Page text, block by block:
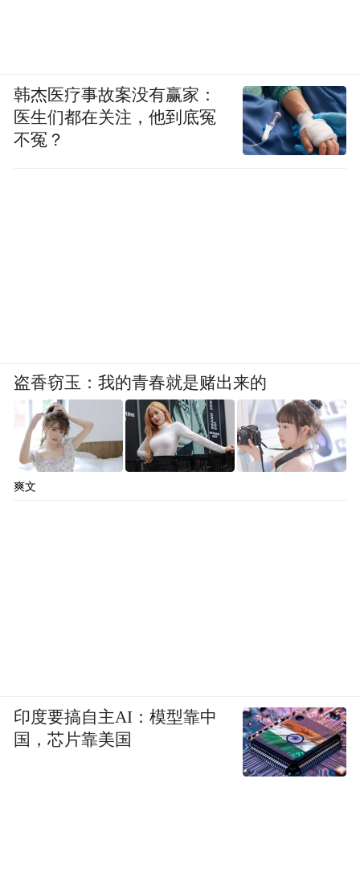
韩杰医疗事故案没有赢家：
医生们都在关注，他到底冤
不冤？
盗香窃玉：我的青春就是赌出来的
爽文
印度要搞自主AI：模型靠中
国，芯片靠美国